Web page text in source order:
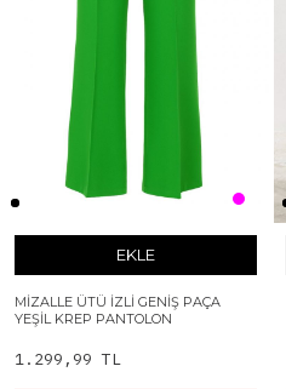
EKLE
MIZALLE ÜTÜ İZLI GENIŞ PAÇA
YEŞIL KREP PANTOLON
1.299,99 TL